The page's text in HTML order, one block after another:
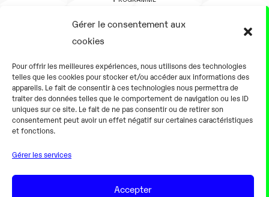
Gérer le consentement aux
cookies
Pour offrir les meilleures expériences, nous utilisons des technologies
telles que les cookies pour stocker et/ou accéder aux informations des
appareils. Le fait de consentir à ces technologies nous permettra de
traiter des données telles que le comportement de navigation ou les ID
uniques sur ce site. Le fait de ne pas consentir ou de retirer son
consentement peut avoir un effet négatif sur certaines caractéristiques
et fonctions.
Gérer les services
Accepter
Présentation
En pratique
Tarifs et horaires
Salles
Équipements numériques
Gaming